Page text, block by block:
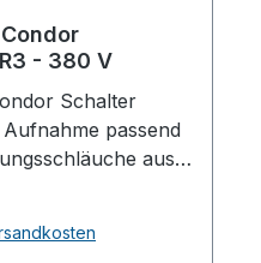
- 380 V
Schalter
aus